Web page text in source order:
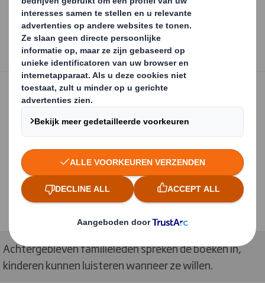
Achtergebleven familieleden spreken de boeken in,
kinderen kunnen luisteren wanneer ze willen.